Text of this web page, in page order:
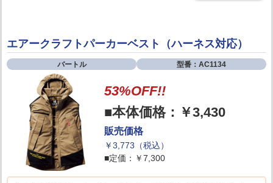
エアークラフトパーカーベスト（ハーネス対応）
バートル 型番：AC1134
53%OFF!!
■本体価格：￥3,430
販売価格
￥3,773（税込）
■定価：￥7,300